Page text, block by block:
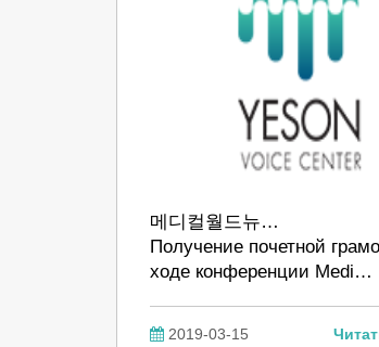
메디컬월드뉴…
Получение почетной
ходе конференции Medi…
2019-03-15